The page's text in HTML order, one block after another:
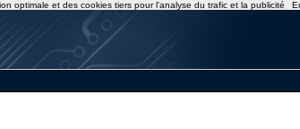
optimale et des cookies tiers pour l'analyse du trafic et la publicité